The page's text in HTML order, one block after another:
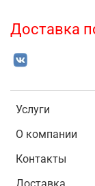
Услуги
О компании
Контакты
Доставка